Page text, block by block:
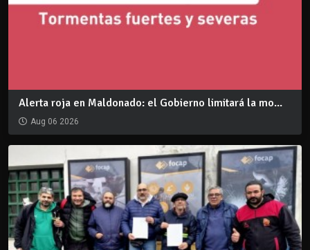
Alerta roja en Maldonado: el Gobierno limitará la mo...
Aug 06 2026